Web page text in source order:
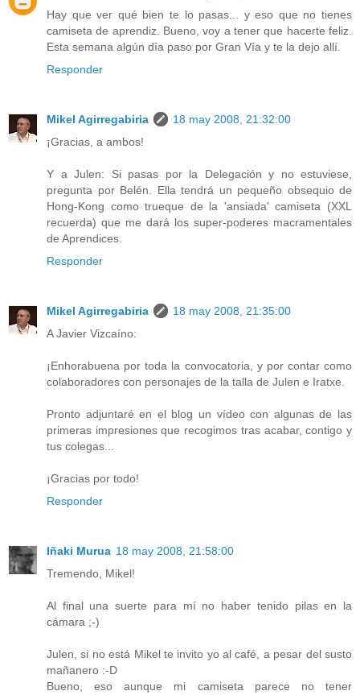
Hay que ver qué bien te lo pasas... y eso que no tienes
camiseta de aprendiz. Bueno, voy a tener que hacerte feliz.
Esta semana algún día paso por Gran Vía y te la dejo allí.
Responder
Mikel Agirregabiria
18 may 2008, 21:32:00
¡Gracias, a ambos!
Y a Julen: Si pasas por la Delegación y no estuviese,
pregunta por Belén. Ella tendrá un pequeño obsequio de
Hong-Kong como trueque de la 'ansiada' camiseta (XXL
recuerda) que me dará los super-poderes macramentales
de Aprendices.
Responder
Mikel Agirregabiria
18 may 2008, 21:35:00
A Javier Vizcaíno:
¡Enhorabuena por toda la convocatoria, y por contar como
colaboradores con personajes de la talla de Julen e Iratxe.
Pronto adjuntaré en el blog un vídeo con algunas de las
primeras impresiones que recogimos tras acabar, contigo y
tus colegas...
¡Gracias por todo!
Responder
Iñaki Murua 18 may 2008, 21:58:00
Tremendo, Mikel!
Al final una suerte para mí no haber tenido pilas en la
cámara ;-)
Julen, si no está Mikel te invito yo al café, a pesar del susto
mañanero :-D
Bueno, eso aunque mi camiseta parece no tener